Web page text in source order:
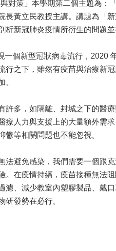
與對策」本學期第二個主題為
長黃立民教授主講。講題為「
析新冠肺炎疫情所衍生的問題並
一個新型冠狀病毒流行，2020
行之下，雖然有疫苗與治療新
。
許多，如隔離、封城之下的醫
療人力與支援上的大量額外需
鬱等相關問題也不能忽視。
法避免感染，我們需要一個跟
。在疫情持續，疫苗接種無法
濾、減少教室內塑膠製品、戴
研發勢在必行。